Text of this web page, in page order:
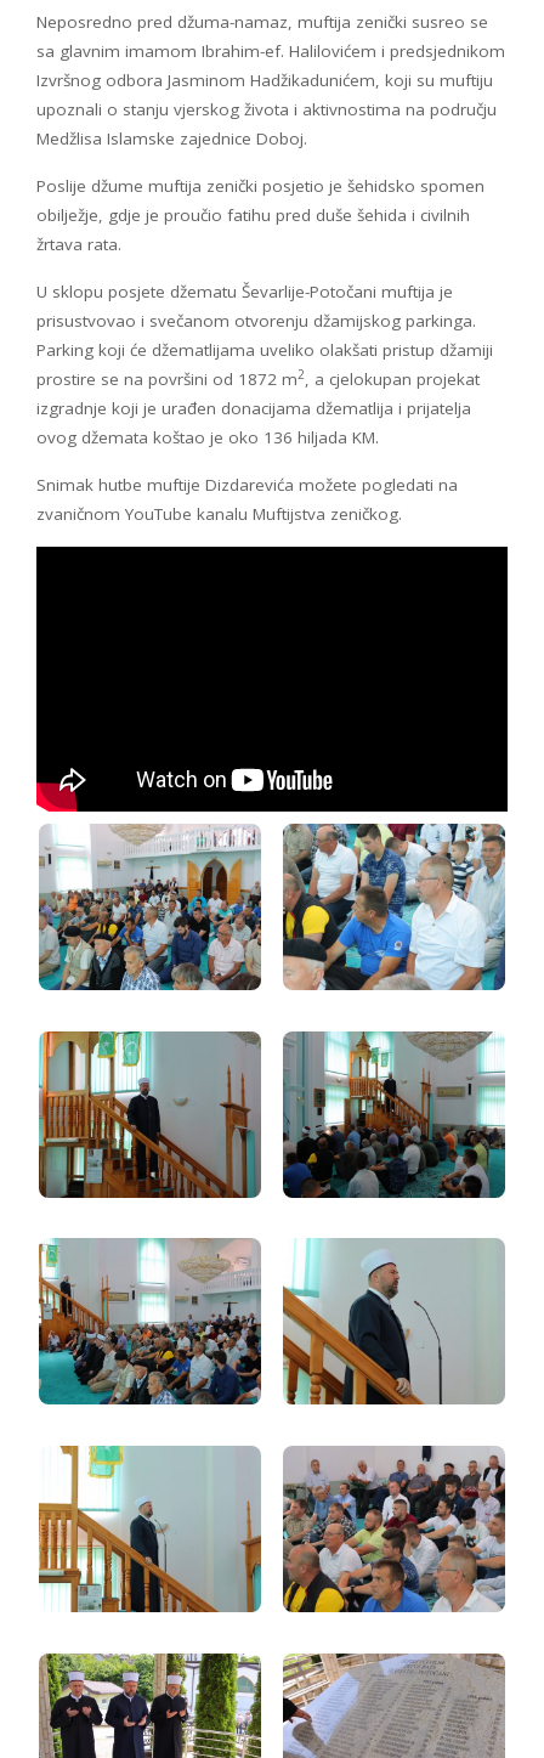
Neposredno pred džuma-namaz, muftija zenički susreo se
sa glavnim imamom Ibrahim-ef. Halilovićem i predsjednikom
Izvršnog odbora Jasminom Hadžikadunićem, koji su muftiju
upoznali o stanju vjerskog života i aktivnostima na području
Medžlisa Islamske zajednice Doboj.
Poslije džume muftija zenički posjetio je šehidsko spomen
obilježje, gdje je proučio fatihu pred duše šehida i civilnih
žrtava rata.
U sklopu posjete džematu Ševarlije-Potočani muftija je
prisustvovao i svečanom otvorenju džamijskog parkinga.
Parking koji će džematlijama uveliko olakšati pristup džamiji
prostire se na površini od 1872 m2, a cjelokupan projekat
izgradnje koji je urađen donacijama džematlija i prijatelja
ovog džemata koštao je oko 136 hiljada KM.
Snimak hutbe muftije Dizdarevića možete pogledati na
zvaničnom YouTube kanalu Muftijstva zeničkog.